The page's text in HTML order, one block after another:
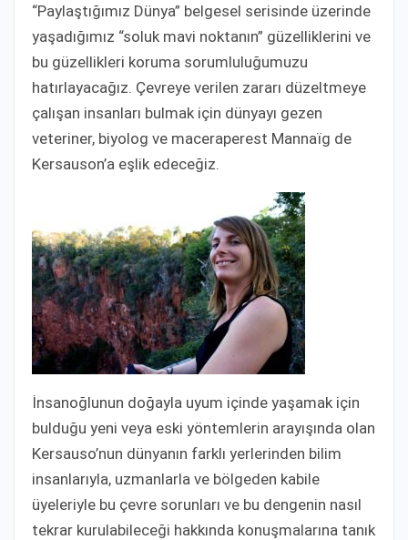
“Paylaştığımız Dünya” belgesel serisinde üzerinde
yaşadığımız “soluk mavi noktanın” güzelliklerini ve
bu güzellikleri koruma sorumluluğumuzu
hatırlayacağız. Çevreye verilen zararı düzeltmeye
çalışan insanları bulmak için dünyayı gezen
veteriner, biyolog ve maceraperest Mannaïg de
Kersauson’a eşlik edeceğiz.
İnsanoğlunun doğayla uyum içinde yaşamak için
bulduğu yeni veya eski yöntemlerin arayışında olan
Kersauso’nun dünyanın farklı yerlerinden bilim
insanlarıyla, uzmanlarla ve bölgeden kabile
üyeleriyle bu çevre sorunları ve bu dengenin nasıl
tekrar kurulabileceği hakkında konuşmalarına tanık